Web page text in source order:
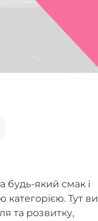
будь-який смак і
категорією. Тут ви
та розвитку,